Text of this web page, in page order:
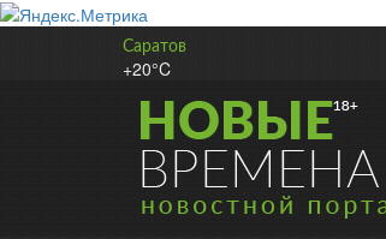
Саратов
+20°C